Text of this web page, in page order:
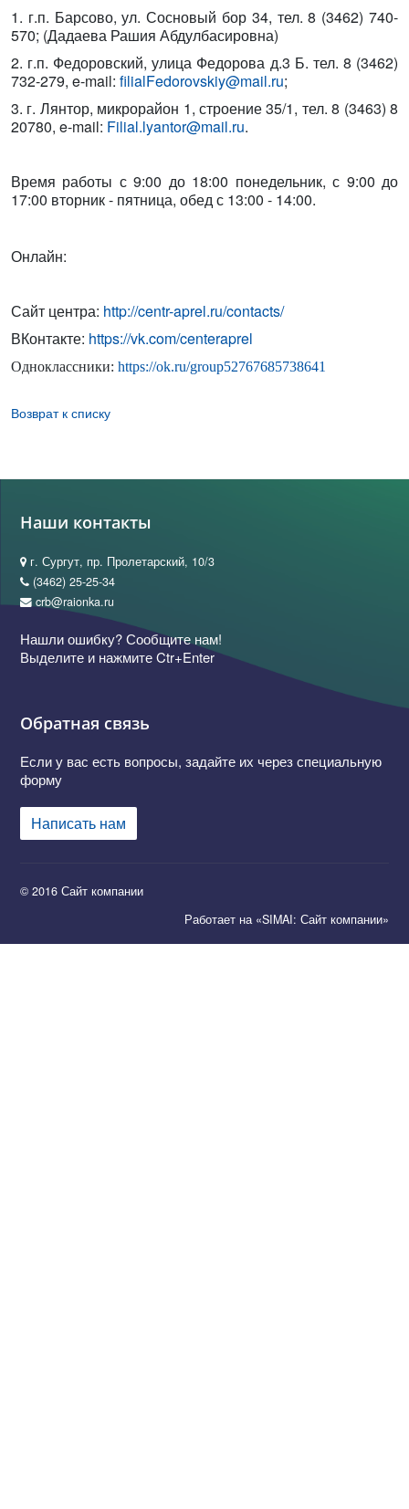
1. г.п. Барсово, ул. Сосновый бор 34, тел. 8 (3462) 740-
570; (Дадаева Рашия Абдулбасировна)
2. г.п. Федоровский, улица Федорова д.3 Б. тел. 8 (3462)
732-279, e-mail: filialFedorovskiy@mail.ru;
3. г. Лянтор, микрорайон 1, строение 35/1, тел. 8 (3463) 8
20780, e-mail: Filial.lyantor@mail.ru.
Время работы с 9:00 до 18:00 понедельник, с 9:00 до
17:00 вторник - пятница, обед с 13:00 - 14:00.
Онлайн:
Сайт центра: http://centr-aprel.ru/contacts/
ВКонтакте: https://vk.com/centeraprel
Одноклассники: https://ok.ru/group52767685738641
Возврат к списку
Наши контакты
г. Сургут, пр. Пролетарский, 10/3
(3462) 25-25-34
crb@raionka.ru
Нашли ошибку? Сообщите нам!
Выделите и нажмите Ctr+Enter
Обратная связь
Если у вас есть вопросы, задайте их через специальную
форму
Написать нам
© 2016 Сайт компании
Работает на «SIMAI: Сайт компании»